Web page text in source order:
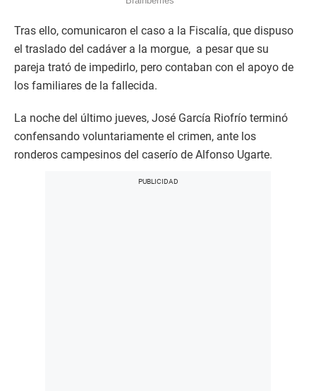
Tras ello, comunicaron el caso a la Fiscalía, que dispuso
el traslado del cadáver a la morgue, a pesar que su
pareja trató de impedirlo, pero contaban con el apoyo de
los familiares de la fallecida.
La noche del último jueves, José García Riofrío terminó
confensando voluntariamente el crimen, ante los
ronderos campesinos del caserío de Alfonso Ugarte.